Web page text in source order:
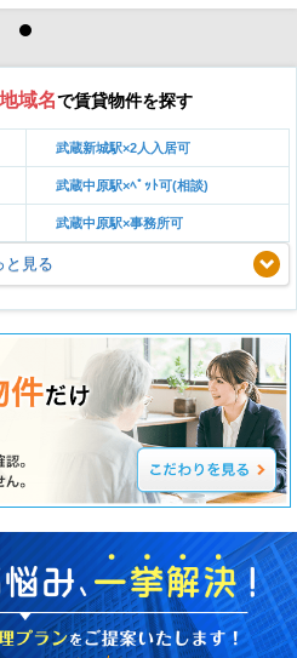
域名で賃貸物件を探す
武蔵新城駅×2人入居可
武蔵中原駅×ﾍﾟｯﾄ可(相談)
武蔵中原駅×事務所可
と見る